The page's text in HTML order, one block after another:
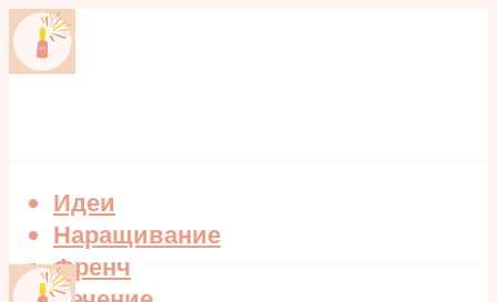
Идеи
Наращивание
Френч